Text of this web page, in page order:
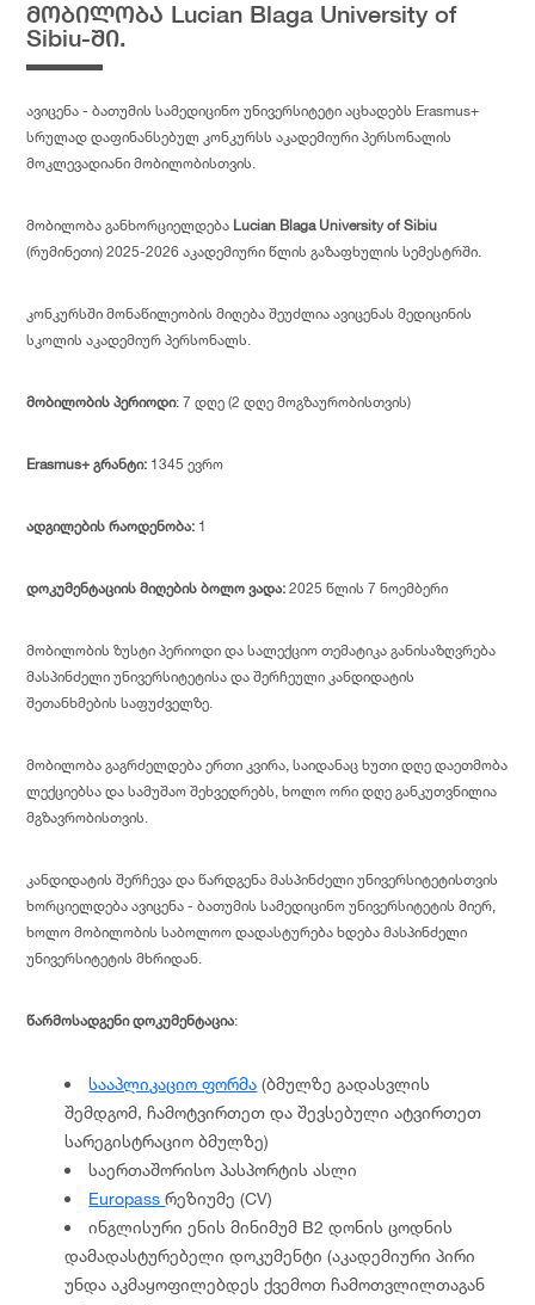
მობილობა Lucian Blaga University of
Sibiu-ში.
ავიცენა - ბათუმის სამედიცინო უნივერსიტეტი აცხადებს Erasmus+
სრულად დაფინანსებულ კონკურსს აკადემიური პერსონალის
მოკლევადიანი მობილობისთვის.
მობილობა განხორციელდება Lucian Blaga University of Sibiu
(რუმინეთი) 2025-2026 აკადემიური წლის გაზაფხულის სემესტრში.
კონკურსში მონაწილეობის მიღება შეუძლია ავიცენას მედიცინის
სკოლის აკადემიურ პერსონალს.
მობილობის პერიოდი: 7 დღე (2 დღე მოგზაურობისთვის)
Erasmus+ გრანტი: 1345 ევრო
ადგილების რაოდენობა: 1
დოკუმენტაციის მიღების ბოლო ვადა: 2025 წლის 7 ნოემბერი
მობილობის ზუსტი პერიოდი და სალექციო თემატიკა განისაზღვრება
მასპინძელი უნივერსიტეტისა და შერჩეული კანდიდატის
შეთანხმების საფუძველზე.
მობილობა გაგრძელდება ერთი კვირა, საიდანაც ხუთი დღე დაეთმობა
ლექციებსა და სამუშაო შეხვედრებს, ხოლო ორი დღე განკუთვნილია
მგზავრობისთვის.
კანდიდატის შერჩევა და წარდგენა მასპინძელი უნივერსიტეტისთვის
ხორციელდება ავიცენა - ბათუმის სამედიცინო უნივერსიტეტის მიერ,
ხოლო მობილობის საბოლოო დადასტურება ხდება მასპინძელი
უნივერსიტეტის მხრიდან.
წარმოსადგენი დოკუმენტაცია:
სააპლიკაციო ფორმა (ბმულზე გადასვლის
შემდგომ, ჩამოტვირთეთ და შევსებული ატვირთეთ
სარეგისტრაციო ბმულზე)
საერთაშორისო პასპორტის ასლი
Europassრეზიუმე (CV)
ინგლისური ენის მინიმუმ B2 დონის ცოდნის
დამადასტურებელი დოკუმენტი (აკადემიური პირი
უნდა აკმაყოფილებდეს ქვემოთ ჩამოთვლილთაგან